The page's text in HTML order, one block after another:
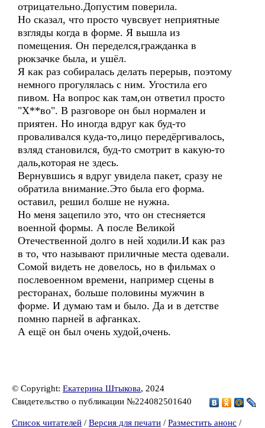
отрицательно.Допустим поверила.
Но сказал, что просто чувсвует неприятные
взгляды когда в форме. Я вышла из
помещения. Он переделся,гражданка в
рюкзачке была, и ушёл.
Я как раз собиралась делать перерыв, поэтому
немного прогулялась с ним. Угостила его
пивом. На вопрос как там,он ответил просто
"Х**во". В разговоре он был нормален и
приятен. Но иногда вдруг как буд-то
проваливался куда-то,лицо передёргивалось,
взляд становился, буд-то смотрит в какую-то
даль,которая не здесь.
Вернувшись я вдруг увидела пакет, сразу не
обратила внимание.Это была его форма.
оставил, решил болше не нужна.
Но меня зацепило это, что он стесняется
военной формы. А после Великой
Отечественной долго в ней ходили.И как раз
в то, что называют приличные места одевали.
Сомой видеть не довелось, но в фильмах о
послевоенном времени, например сцены в
ресторанах, больше половины мужчин в
форме. И думаю там и было. Да и в детстве
помню парней в афганках.
А ещё он был очень худой,очень.
© Copyright: Екатерина Штыкова, 2024
Свидетельство о публикации №224082501640
Список читателей / Версия для печати / Разместить анонс /